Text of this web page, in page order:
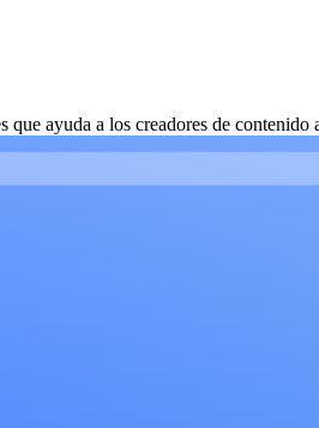
ayuda a los creadores de contenido